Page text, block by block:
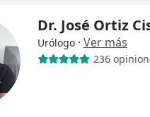
Dr. José Ortiz
Urólogo · Ver más
236